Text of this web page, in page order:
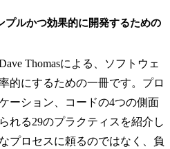
プルかつ効果的に開発するための
Thomasによる、ソフトウェ
的にするための一冊です。プロ
ーション、コードの4つの側面
れる29のプラクティスを紹介し
プロセスに頼るのではなく、負